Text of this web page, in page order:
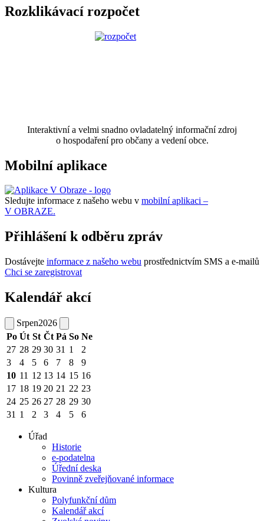
Rozklikávací rozpočet
Interaktivní a velmi snadno ovladatelný informační zdroj
o hospodaření pro občany a vedení obce.
Mobilní aplikace
Sledujte informace z našeho webu v mobilní aplikaci –
V OBRAZE.
Přihlášení k odběru zpráv
Dostávejte informace z našeho webu prostřednictvím SMS a e-mailů
Chci se zaregistrovat
Kalendář akcí
Srpen2026
Po Út St Čt Pá So Ne
27 28 29 30 31 1
2
3
4 5 6 7 8
9
10 11 12 13 14 15 16
17 18 19 20 21 22 23
24 25 26 27 28 29 30
31 1 2 3 4 5 6
Úřad
Historie
e-podatelna
Úřední deska
Povinně zveřejňované informace
Kultura
Polyfunkční dům
Kalendář akcí